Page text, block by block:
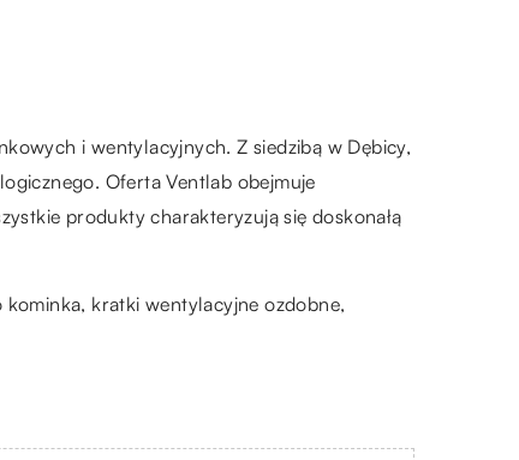
i wentylacyjnych. Z siedzibą w Dębicy,
Oferta Ventlab obejmuje
produkty charakteryzują się doskonałą
kratki wentylacyjne ozdobne,